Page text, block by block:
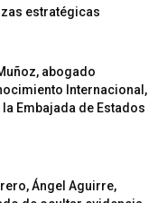
estratégicas
abogado
Internacional,
Embajada de Estados
Ángel Aguirre,